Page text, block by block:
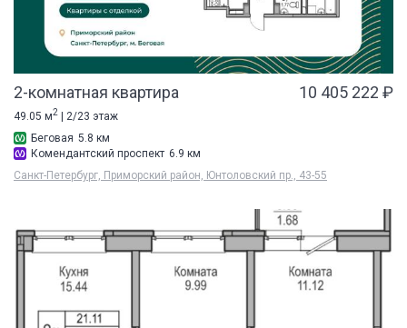
2-комнатная квартира 10 405 222 ₽
49.05 м2
| 2/23 этаж
Беговая 5.8 км
Комендантский проспект 6.9 км
Санкт-Петербург, Приморский район, Юнтоловский пр., 43-55